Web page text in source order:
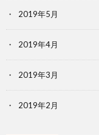
2019年5月
2019年4月
2019年3月
2019年2月